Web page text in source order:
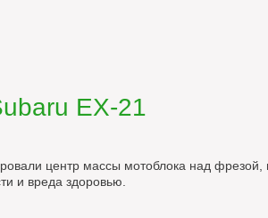
EX-21
центр массы мотоблока над фрезой,
и вреда здоровью.